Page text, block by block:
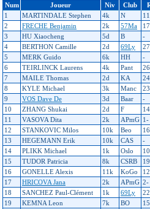
Num Joueur Niv Club
1
MARTINDALE Stephen 4k N
2
FRECHE Benjamin 2k 57Ma
3
HU Xiaocheng 5d B -
4
BERTHON Camille 2d 69Ly
5
MERK Guido 6k HH -
6
TEIRLINCK Laurens 4k Pant
7
MAILE Thomas 2d KA
8
KYLE Michael 3k Manc
9
VOS Dave De 3d Baar -
10
ZHANG Shukai 2d F
11
VASOVA Dita 2k APmG 1-
12
STANKOVIC Milos 10k Beo
13
HEGEMANN Erik 10k CAS -
14
PLIKK Michael 1k Oslo
15
TUDOR Patricia 8k CSRB
16
GONELLE Alexis 11k KoGo
17
HRICOVA Jana 2k APmG 2-
18
SANCHEZ Paul-Clément 1k 69Ly
19
KEMNA Leon 7k BO